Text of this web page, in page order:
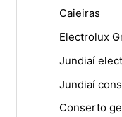
Caieiras
Electrolux
Jundiaí
Jundiaí
Conserto